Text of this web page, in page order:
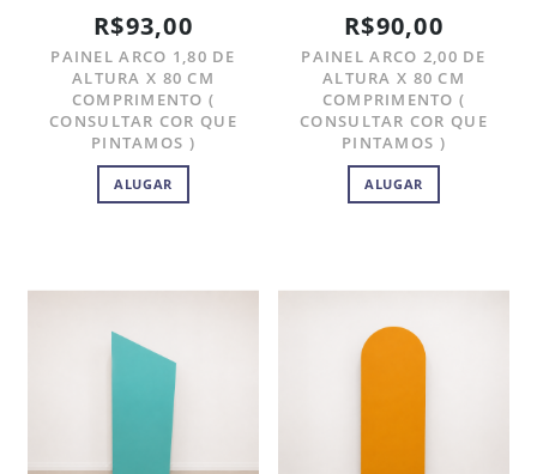
R$93,00
PAINEL ARCO 1,80 DE
ALTURA X 80 CM
COMPRIMENTO (
CONSULTAR COR QUE
PINTAMOS )
ALUGAR
R$90,00
PAINEL ARCO 2,00 DE
ALTURA X 80 CM
COMPRIMENTO (
CONSULTAR COR QUE
PINTAMOS )
ALUGAR